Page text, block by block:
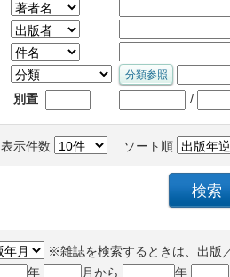
別置 /
表示件数 ソート順
※雑誌を検索するときは、出版
年
月から 年